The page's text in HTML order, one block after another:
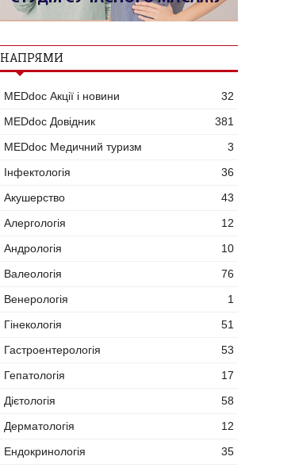
НАПРЯМИ
MEDdoc Акції і новини
32
MEDdoc Довідник
381
MEDdoc Медичний туризм
3
Інфектологія
36
Акушерство
43
Алергологія
12
Андрологія
10
Валеологія
76
Венерологія
1
Гінекологія
51
Гастроентерологія
53
Гепатологія
17
Дієтологія
58
Дерматологія
12
Ендокринологія
35